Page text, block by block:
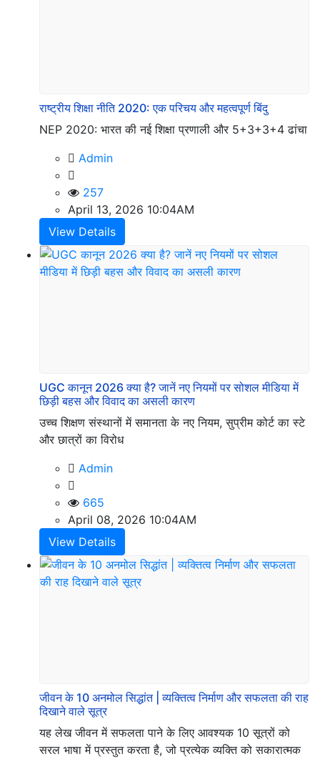
राष्ट्रीय शिक्षा नीति 2020: एक परिचय और महत्वपूर्ण बिंदु
NEP 2020: भारत की नई शिक्षा प्रणाली और 5+3+3+4 ढांचा
Admin
257
April 13, 2026 10:04AM
View Details
UGC कानून 2026 क्या है? जानें नए नियमों पर सोशल मीडिया में
छिड़ी बहस और विवाद का असली कारण
उच्च शिक्षण संस्थानों में समानता के नए नियम, सुप्रीम कोर्ट का स्टे
और छात्रों का विरोध
Admin
665
April 08, 2026 10:04AM
View Details
जीवन के 10 अनमोल सिद्धांत | व्यक्तित्व निर्माण और सफलता की राह
दिखाने वाले सूत्र
यह लेख जीवन में सफलता पाने के लिए आवश्यक 10 सूत्रों को
सरल भाषा में प्रस्तुत करता है, जो प्रत्येक व्यक्ति को सकारात्मक